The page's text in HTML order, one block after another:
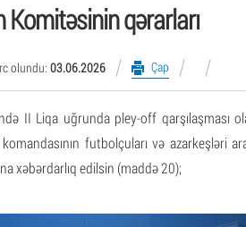
qərarları
olundu: 03.06.2026 Çap
II Liqa uğrunda pley-off qarşılaşması
futbolçuları və azarkeşləri
xəbərdarlıq edilsin (maddə 20);